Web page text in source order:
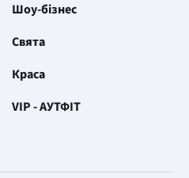
Шоу-бізнес
Свята
Краса
VIP - АУТФІТ